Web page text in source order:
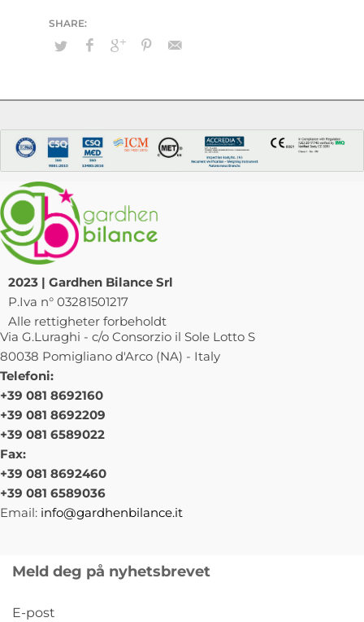
2023 | Gardhen Bilance Srl
P.Iva n° 03281501217
Alle rettigheter forbeholdt
Via G.Luraghi - c/o Consorzio il Sole Lotto S
80038 Pomigliano d'Arco (NA) - Italy
Telefoni:
+39 081 8692160
+39 081 8692209
+39 081 6589022
Fax:
+39 081 8692460
+39 081 6589036
Email: info@gardhenbilance.it
Meld deg på nyhetsbrevet
E-post